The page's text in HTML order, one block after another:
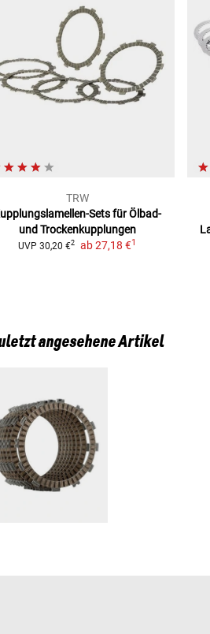
TRW
Setsfür Ölbad-
und Trockenkupplungen
UVP 30,20 €2 ab 27,18 €1
angesehene Artikel